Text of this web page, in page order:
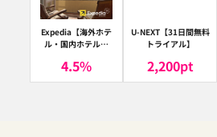
Expedia【海外ホテ
ル・国内ホテル予
ア）
4.5%
U-NEXT【31日間無料
トライアル】
2,200pt